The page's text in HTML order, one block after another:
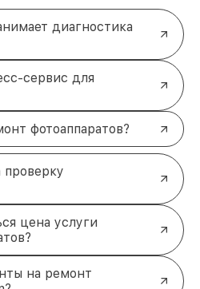
. Вы заранее узнаёте
диагностики, и никаких
не будет.
вашего Fujifilm
за помощью, тем
устройства в
использования. Наши
чтобы ваш фотоаппарат
снимками и долгой
по телефону
+7 (812)
Лиговский
диагностика
сервис для
фотоаппаратов?
проверку
цена услуги
на ремонт